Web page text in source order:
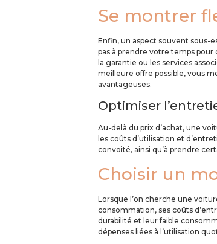
Se montrer
Enfin, un aspect souvent sous-
pas à prendre votre temps
la garantie ou les services
meilleure offre possible, vous
avantageuses.
Optimiser
Au-delà du prix d’achat, une
les coûts d’utilisation et
convoité, ainsi qu’à prendre
Choisir un
Lorsque l’on cherche une
consommation, ses coûts
durabilité et leur faible
dépenses liées à l’utilisation